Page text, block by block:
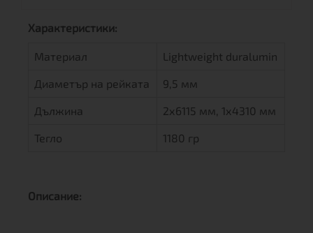
Характеристики:
Материал Lightweight duralumin
Диаметър на рейката 9,5 мм
Дължина 2х6115 мм, 1х4310 мм
Тегло 1180 гр
Описание: